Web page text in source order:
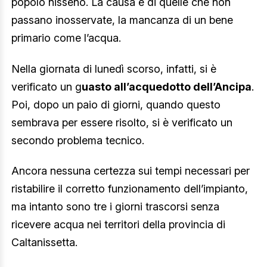
passano inosservate, la mancanza di un bene
primario come l’acqua.
Nella giornata di lunedì scorso, infatti, si è
verificato un guasto all’acquedotto dell’Ancipa.
Poi, dopo un paio di giorni, quando questo
sembrava per essere risolto, si è verificato un
secondo problema tecnico.
Ancora nessuna certezza sui tempi necessari per
ristabilire il corretto funzionamento dell’impianto,
ma intanto sono tre i giorni trascorsi senza
ricevere acqua nei territori della provincia di
Caltanissetta.